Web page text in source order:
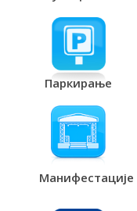
Паркирање
Манифестације